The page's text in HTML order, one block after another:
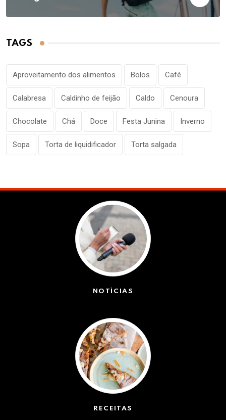
TAGS
Aproveitamento dos alimentos Bolos Café
Calabresa Caldinho de feijão Caldo Cenoura
Chocolate Chá Doce Festa Junina Inverno
Sopa Torta de liquidificador Torta salgada
NOTÍCIAS
RECEITAS